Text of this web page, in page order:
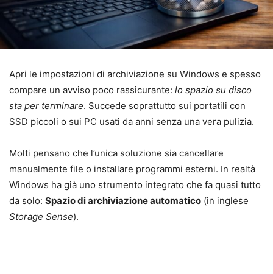
Apri le impostazioni di archiviazione su Windows e spesso
compare un avviso poco rassicurante: lo spazio su disco
sta per terminare. Succede soprattutto sui portatili con
SSD piccoli o sui PC usati da anni senza una vera pulizia.
Molti pensano che l’unica soluzione sia cancellare
manualmente file o installare programmi esterni. In realtà
Windows ha già uno strumento integrato che fa quasi tutto
da solo: Spazio di archiviazione automatico (in inglese
Storage Sense).